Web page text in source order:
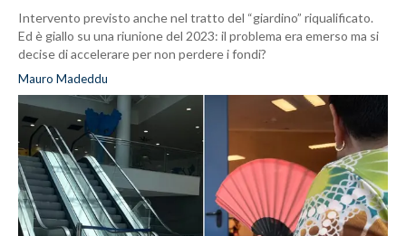
Intervento previsto anche nel tratto del “giardino” riqualificato.
Ed è giallo su una riunione del 2023: il problema era emerso ma si
decise di accelerare per non perdere i fondi?
Mauro Madeddu